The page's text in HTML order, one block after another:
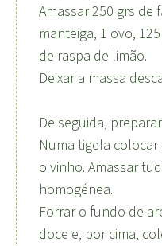
Amassar 250 grs de
manteiga, 1 ovo,
de raspa de limão.
Deixar a massa
De seguida,
Numa tigela
o vinho. Amassar
homogénea.
Forrar o fundo de
doce e, por cima,